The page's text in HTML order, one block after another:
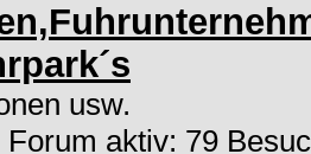
usw.
aktiv: 79